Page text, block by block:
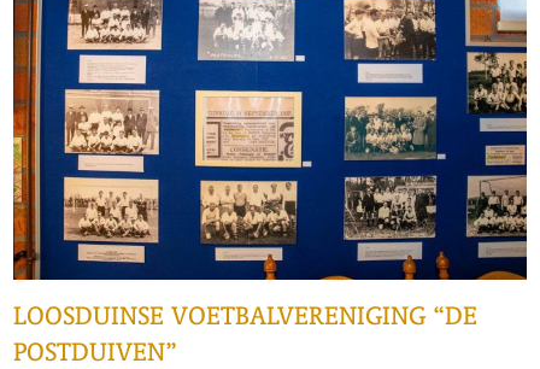
LOOSDUINSE VOETBALVERENIGING “DE
POSTDUIVEN”